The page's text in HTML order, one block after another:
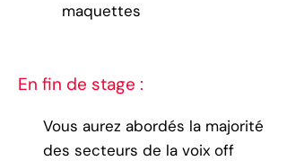
maquettes
En fin de stage :
Vous aurez abordés la majorité
des secteurs de la voix off